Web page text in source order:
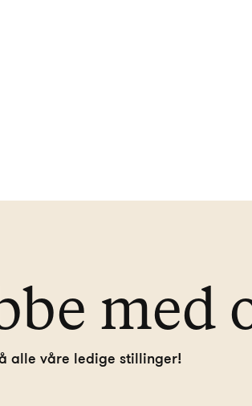
med
alle våre ledige stillinger!